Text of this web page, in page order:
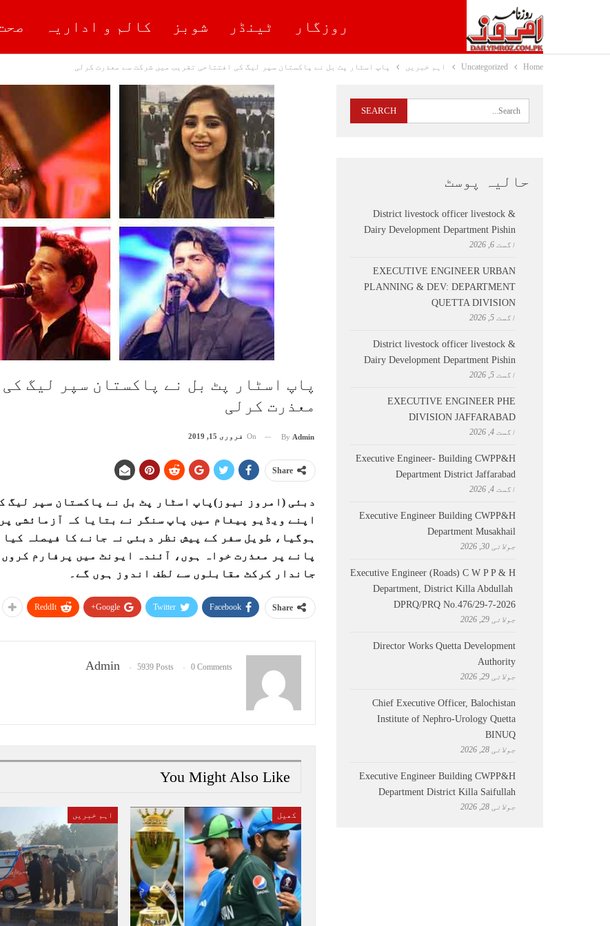
روزگار ٹینڈر شوبز کالم و اداریہ
Home
Uncategorized اہم خبریں پاپ اسٹار پٹ بل نے پاکستان سپر لیگ کی افتتاحی تقریب میں شرکت سے معذرت کرلی
پاپ اسٹار پٹ بل نے پاکستان سپر لیگ
معذرت کرلی
By Admin
On فروری 15, 2019
Share
دبئی (امروز نیوز)پاپ اسٹار پٹ بل نے پاکستان سپر لیگ
اپنے ویڈیو پیغام میں پاپ سنگر نے بتایا کہ آزمائشی
ہوگیا، طویل سفر کے پیش نظر دبئی نہ جانے کا فیصلہ
پانے پر معذرت خواہ ہوں، آئندہ ایونٹ میں پرفارم
جاندار کرکٹ مقابلوں سے لطف اندوز ہوں گے۔
Share
Facebook
Twitter
Google+
ReddIt
Admin 5939 Posts 0 Comments
You Might Also Like
کھیل اہم خبریں
حالیہ پوسٹ
District livestock officer livestock &
Dairy Development Department Pishin
اگست 6, 2026
EXECUTIVE ENGINEER URBAN
PLANNING & DEV: DEPARTMENT
QUETTA DIVISION
اگست 5, 2026
District livestock officer livestock &
Dairy Development Department Pishin
اگست 5, 2026
EXECUTIVE ENGINEER PHE
DIVISION JAFFARABAD
اگست 4, 2026
Executive Engineer- Building CWPP&H
Department District Jaffarabad
اگست 4, 2026
Executive Engineer Building CWPP&H
Department Musakhail
جولائی 30, 2026
Executive Engineer (Roads) C W P P & H
Department, District Killa Abdullah ​
DPRQ/PRQ No.476/29-7-2026
جولائی 29, 2026
Director Works Quetta Development
Authority
جولائی 29, 2026
Chief Executive Officer, Balochistan
Institute of Nephro-Urology Quetta
BINUQ
جولائی 28, 2026
Executive Engineer Building CWPP&H
Department District Killa Saifullah
جولائی 28, 2026